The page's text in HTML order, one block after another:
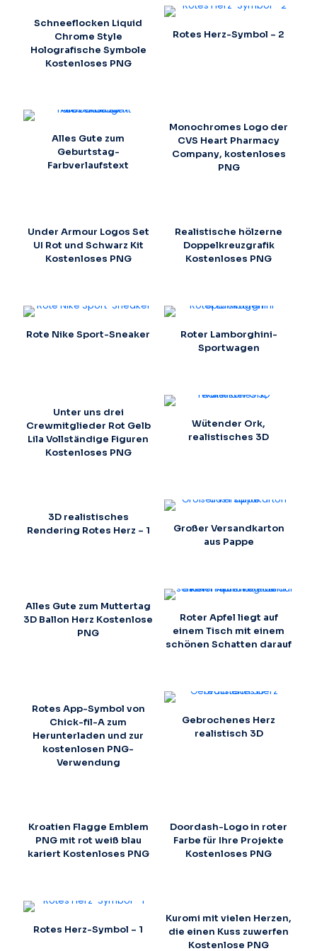
Schneeflocken Liquid
Chrome Style
Holografische Symbole
Kostenloses PNG
Rotes Herz-Symbol – 2
Alles Gute zum
Geburtstag-
Farbverlaufstext
Monochromes Logo der
CVS Heart Pharmacy
Company, kostenloses
PNG
Under Armour Logos Set
UI Rot und Schwarz Kit
Kostenloses PNG
Realistische hölzerne
Doppelkreuzgrafik
Kostenloses PNG
Rote Nike Sport-Sneaker
Roter Lamborghini-
Sportwagen
Unter uns drei
Crewmitglieder Rot Gelb
Lila Vollständige Figuren
Kostenloses PNG
Wütender Ork,
realistisches 3D
3D realistisches
Rendering Rotes Herz – 1
Großer Versandkarton
aus Pappe
Alles Gute zum Muttertag
3D Ballon Herz Kostenlose
PNG
Roter Apfel liegt auf
einem Tisch mit einem
schönen Schatten darauf
Rotes App-Symbol von
Chick-fil-A zum
Herunterladen und zur
kostenlosen PNG-
Verwendung
Gebrochenes Herz
realistisch 3D
Kroatien Flagge Emblem
PNG mit rot weiß blau
kariert Kostenloses PNG
Doordash-Logo in roter
Farbe für Ihre Projekte
Kostenloses PNG
Rotes Herz-Symbol – 1
Kuromi mit vielen Herzen,
die einen Kuss zuwerfen
Kostenlose PNG